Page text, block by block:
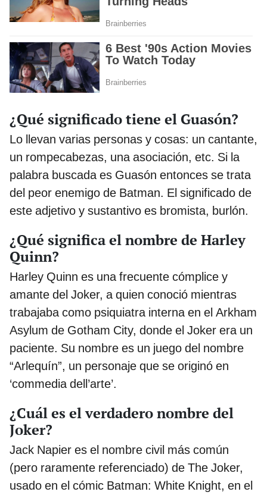
¿Qué significado tiene el Guasón?
Lo llevan varias personas y cosas: un cantante,
un rompecabezas, una asociación, etc. Si la
palabra buscada es Guasón entonces se trata
del peor enemigo de Batman. El significado de
este adjetivo y sustantivo es bromista, burlón.
¿Qué significa el nombre de Harley
Quinn?
Harley Quinn es una frecuente cómplice y
amante del Joker, a quien conoció mientras
trabajaba como psiquiatra interna en el Arkham
Asylum de Gotham City, donde el Joker era un
paciente. Su nombre es un juego del nombre
“Arlequín”, un personaje que se originó en
‘commedia dell’arte’.
¿Cuál es el verdadero nombre del
Joker?
Jack Napier es el nombre civil más común
(pero raramente referenciado) de The Joker,
usado en el cómic Batman: White Knight, en el